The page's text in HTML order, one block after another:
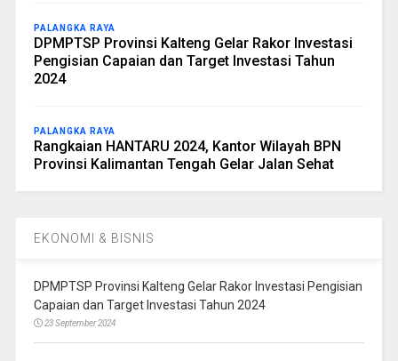
PALANGKA RAYA
DPMPTSP Provinsi Kalteng Gelar Rakor Investasi
Pengisian Capaian dan Target Investasi Tahun
2024
PALANGKA RAYA
Rangkaian HANTARU 2024, Kantor Wilayah BPN
Provinsi Kalimantan Tengah Gelar Jalan Sehat
EKONOMI & BISNIS
DPMPTSP Provinsi Kalteng Gelar Rakor Investasi Pengisian
Capaian dan Target Investasi Tahun 2024
23 September 2024